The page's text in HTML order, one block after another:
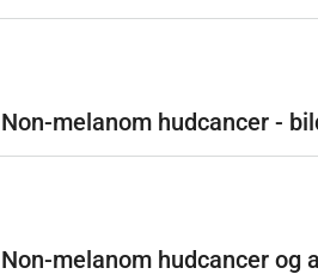
Non-melanom hudcancer -
Non-melanom hudcancer og